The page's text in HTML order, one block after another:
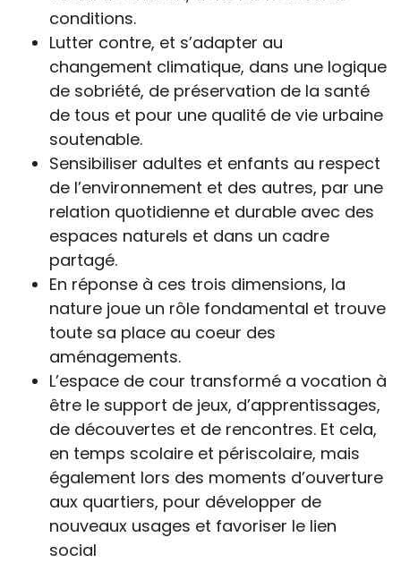
conditions.
Lutter contre, et s’adapter au
changement climatique, dans une logique
de sobriété, de préservation de la santé
de tous et pour une qualité de vie urbaine
soutenable.
Sensibiliser adultes et enfants au respect
de l’environnement et des autres, par une
relation quotidienne et durable avec des
espaces naturels et dans un cadre
partagé.
En réponse à ces trois dimensions, la
nature joue un rôle fondamental et trouve
toute sa place au coeur des
aménagements.
L’espace de cour transformé a vocation à
être le support de jeux, d’apprentissages,
de découvertes et de rencontres. Et cela,
en temps scolaire et périscolaire, mais
également lors des moments d’ouverture
aux quartiers, pour développer de
nouveaux usages et favoriser le lien
social